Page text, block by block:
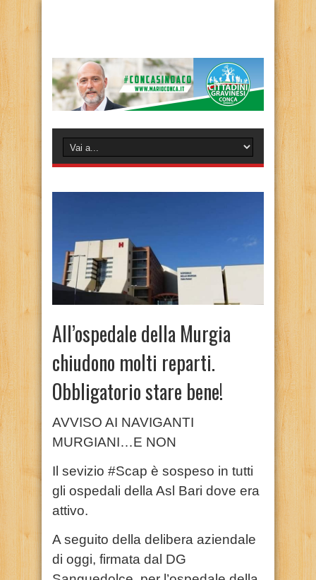
All’ospedale della Murgia
chiudono molti reparti.
Obbligatorio stare bene!
AVVISO AI NAVIGANTI
MURGIANI…E NON
Il sevizio #Scap è sospeso in tutti
gli ospedali della Asl Bari dove era
attivo.
A seguito della delibera aziendale
di oggi, firmata dal DG